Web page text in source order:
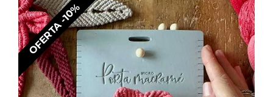
OFERTA -10%